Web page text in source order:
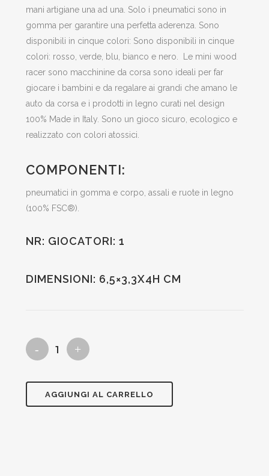
mani artigiane una ad una. Solo i pneumatici sono in
gomma per garantire una perfetta aderenza. Sono
disponibili in cinque colori: Sono disponibili in cinque
colori: rosso, verde, blu, bianco e nero. Le mini wood
racer sono macchinine da corsa sono ideali per far
giocare i bambini e da regalare ai grandi che amano le
auto da corsa e i prodotti in legno curati nel design
100% Made in Italy. Sono un gioco sicuro, ecologico e
realizzato con colori atossici.
COMPONENTI:
pneumatici in gomma e corpo, assali e ruote in legno
(100% FSC®).
NR: GIOCATORI: 1
DIMENSIONI: 6,5×3,3X4H CM
mini
AGGIUNGI AL CARRELLO